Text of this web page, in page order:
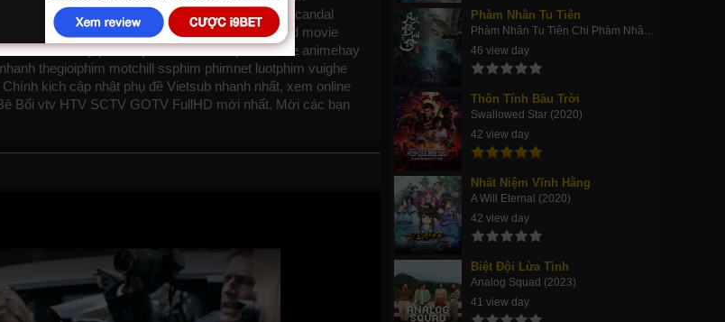
2022, Anatomy of a Scandal, Anatomy of a Scandal
phimdinhcao hdonline xuongphim thuvienhd movie
2022tvhay phimhayazhdvietnam phimonline animehay
thegioiphim motchill ssphim phimnet luotphim vuighe
kịch cập nhật phụ đề Vietsub nhanh nhất, xem online
Bối vtv HTV SCTV GOTV FullHD mới nhất. Mời các bạn
Phàm Nhân Tu Tiên
Phàm Nhân Tu Tiên Chi Phàm Nhân Phong Khởi Thiên Nam, Fan Ren Xiu Xian Zhuan (2020)
46 view day
Thôn Tính Bầu Trời
Swallowed Star (2020)
42 view day
Nhất Niệm Vĩnh Hằng
A Will Eternal (2020)
42 view day
Biệt Đội Lừa Tình
Analog Squad (2023)
41 view day